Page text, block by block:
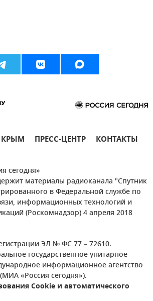
КРЫМ ПРЕСС-ЦЕНТР КОНТАКТЫ
сегодня»
материалы радиоканала "Спутник
в Федеральной службе по
информационных технологий и
(Роскомнадзор) 4 апреля 2018
ЭЛ № ФС 77 – 72610.
государственное унитарное
информационное агентство
(МИА «Россия сегодня»).
Cookie и автоматического